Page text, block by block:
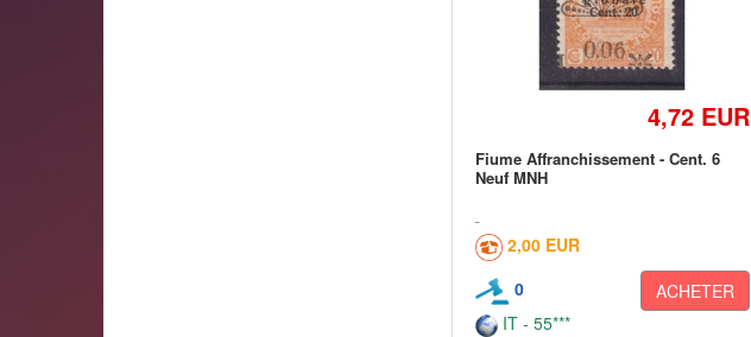
4,72 EUR
Fiume Affranchissement - Cent. 6
Neuf MNH
2,00 EUR
0
ACHETER
IT - 55***